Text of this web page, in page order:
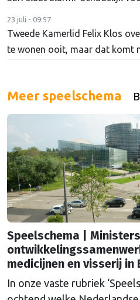
23 juli - 09:57
Tweede Kamerlid Felix Klos
te wonen ooit, maar dat komt
Meer speelschema
Speelschema |
medicijnen en visserij in
In onze vaste rubriek